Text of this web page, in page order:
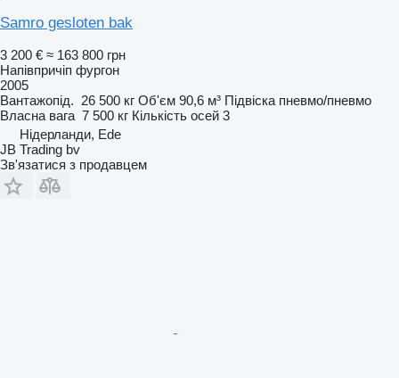
Samro gesloten bak
3 200 € ≈ 163 800 грн
Напівпричіп фургон
2005
Вантажопід. 26 500 кг Об'єм 90,6 м³ Підвіска пневмо/пневмо
Власна вага 7 500 кг Кількість осей 3
Нідерланди, Ede
JB Trading bv
Зв'язатися з продавцем